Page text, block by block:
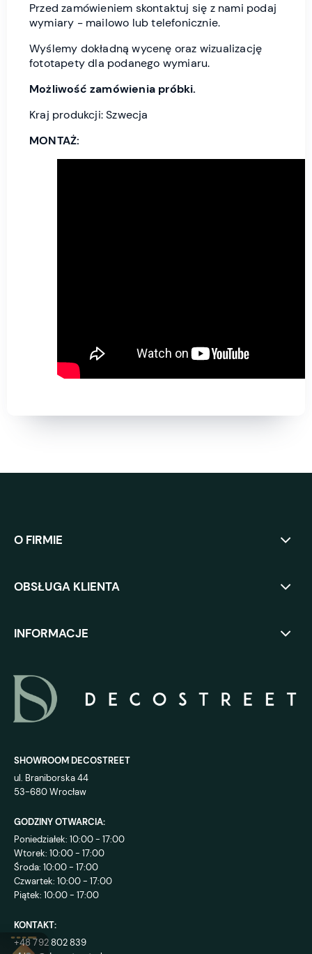
Przed zamówieniem skontaktuj się z nami podaj
wymiary - mailowo lub telefonicznie.
Wyślemy dokładną wycenę oraz wizualizację
fototapety dla podanego wymiaru.
Możliwość zamówienia próbki.
Kraj produkcji: Szwecja
MONTAŻ:
O FIRMIE
OBSŁUGA KLIENTA
INFORMACJE
SHOWROOM DECOSTREET
ul. Braniborska 44
53-680 Wrocław
GODZINY OTWARCIA:
Poniedziałek: 10:00 - 17:00
Wtorek: 10:00 - 17:00
Środa: 10:00 - 17:00
Czwartek: 10:00 - 17:00
Piątek: 10:00 - 17:00
KONTAKT:
+48 792 802 839